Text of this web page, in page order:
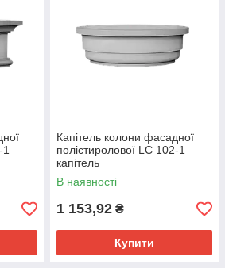
Капітель колони фасадної
полістиролової LC 102-1
капітель
В наявності
1 153,92 ₴
Купити